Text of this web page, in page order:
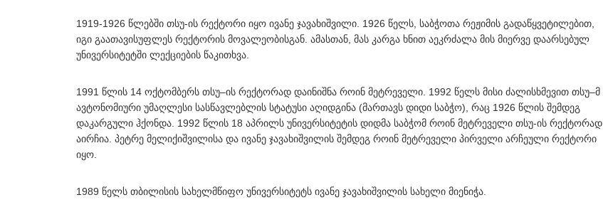
1919-1926 წლებში თსუ-ის რექტორი იყო ივანე ჯავახიშვილი. 1926 წელს, საბჭოთა რეჟიმის გადაწყვეტილებით,
იგი გაათავისუფლეს რექტორის მოვალეობისგან. ამასთან, მას კარგა ხნით აეკრძალა მის მიერვე დაარსებულ
უნივერსიტეტში ლექციების წაკითხვა.
1991 წლის 14 ოქტომბერს თსუ–ის რექტორად დაინიშნა როინ მეტრეველი. 1992 წელს მისი ძალისხმევით თსუ–მ
ავტონომიური უმაღლესი სასწავლებლის სტატუსი აღიდგინა (მართავს დიდი საბჭო), რაც 1926 წლის შემდეგ
დაკარგული ჰქონდა. 1992 წლის 18 აპრილს უნივერსიტეტის დიდმა საბჭომ როინ მეტრეველი თსუ-ის რექტორად
აირჩია. პეტრე მელიქიშვილისა და ივანე ჯავახიშვილის შემდეგ როინ მეტრეველი პირველი არჩეული რექტორი
იყო.
1989 წელს თბილისის სახელმწიფო უნივერსიტეტს ივანე ჯავახიშვილის სახელი მიენიჭა.